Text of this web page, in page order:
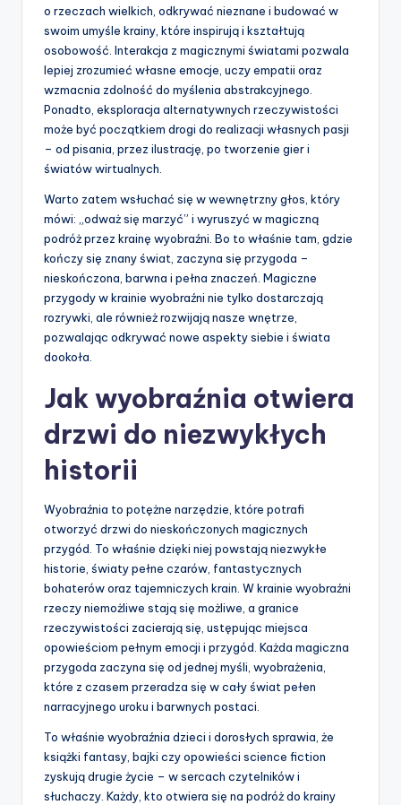
o rzeczach wielkich, odkrywać nieznane i budować w
swoim umyśle krainy, które inspirują i kształtują
osobowość. Interakcja z magicznymi światami pozwala
lepiej zrozumieć własne emocje, uczy empatii oraz
wzmacnia zdolność do myślenia abstrakcyjnego.
Ponadto, eksploracja alternatywnych rzeczywistości
może być początkiem drogi do realizacji własnych pasji
– od pisania, przez ilustrację, po tworzenie gier i
światów wirtualnych.
Warto zatem wsłuchać się w wewnętrzny głos, który
mówi: „odważ się marzyć” i wyruszyć w magiczną
podróż przez krainę wyobraźni. Bo to właśnie tam, gdzie
kończy się znany świat, zaczyna się przygoda –
nieskończona, barwna i pełna znaczeń. Magiczne
przygody w krainie wyobraźni nie tylko dostarczają
rozrywki, ale również rozwijają nasze wnętrze,
pozwalając odkrywać nowe aspekty siebie i świata
dookoła.
Jak wyobraźnia otwiera
drzwi do niezwykłych
historii
Wyobraźnia to potężne narzędzie, które potrafi
otworzyć drzwi do nieskończonych magicznych
przygód. To właśnie dzięki niej powstają niezwykłe
historie, światy pełne czarów, fantastycznych
bohaterów oraz tajemniczych krain. W krainie wyobraźni
rzeczy niemożliwe stają się możliwe, a granice
rzeczywistości zacierają się, ustępując miejsca
opowieściom pełnym emocji i przygód. Każda magiczna
przygoda zaczyna się od jednej myśli, wyobrażenia,
które z czasem przeradza się w cały świat pełen
narracyjnego uroku i barwnych postaci.
To właśnie wyobraźnia dzieci i dorosłych sprawia, że
książki fantasy, bajki czy opowieści science fiction
zyskują drugie życie – w sercach czytelników i
słuchaczy. Każdy, kto otwiera się na podróż do krainy